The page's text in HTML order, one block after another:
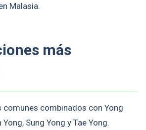
Malasia.
más
comunes combinados con Yong
Sung Yong y Tae Yong.